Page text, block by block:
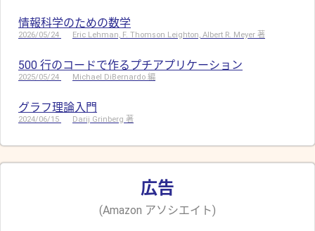
情報科学のための数学
2026/05/24 Eric Lehman, F. Thomson Leighton, Albert R. Meyer 著
500 行のコードで作るプチアプリケーション
2025/05/24 Michael DiBernardo 編
グラフ理論入門
2024/06/15 Darij Grinberg 著
広告
(Amazon アソシエイト)